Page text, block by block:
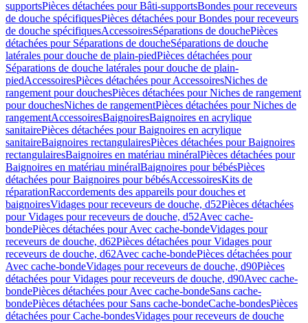
supportsPièces détachées pour Bâti-supportsBondes pour receveurs
de douche spécifiquesPièces détachées pour Bondes pour receveurs
de douche spécifiquesAccessoiresSéparations de douchePièces
détachées pour Séparations de doucheSéparations de douche
latérales pour douche de plain-piedPièces détachées pour
Séparations de douche latérales pour douche de plain-
piedAccessoiresPièces détachées pour AccessoiresNiches de
rangement pour douchesPièces détachées pour Niches de rangement
pour douchesNiches de rangementPièces détachées pour Niches de
rangementAccessoiresBaignoiresBaignoires en acrylique
sanitairePièces détachées pour Baignoires en acrylique
sanitaireBaignoires rectangulairesPièces détachées pour Baignoires
rectangulairesBaignoires en matériau minéralPièces détachées pour
Baignoires en matériau minéralBaignoires pour bébésPièces
détachées pour Baignoires pour bébésAccessoiresKits de
réparationRaccordements des appareils pour douches et
baignoiresVidages pour receveurs de douche, d52Pièces détachées
pour Vidages pour receveurs de douche, d52Avec cache-
bondePièces détachées pour Avec cache-bondeVidages pour
receveurs de douche, d62Pièces détachées pour Vidages pour
receveurs de douche, d62Avec cache-bondePièces détachées pour
Avec cache-bondeVidages pour receveurs de douche, d90Pièces
détachées pour Vidages pour receveurs de douche, d90Avec cache-
bondePièces détachées pour Avec cache-bondeSans cache-
bondePièces détachées pour Sans cache-bondeCache-bondesPièces
détachées pour Cache-bondesVidages pour receveurs de douche